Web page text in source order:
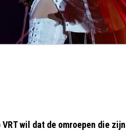
VRT wil dat de omroepen die